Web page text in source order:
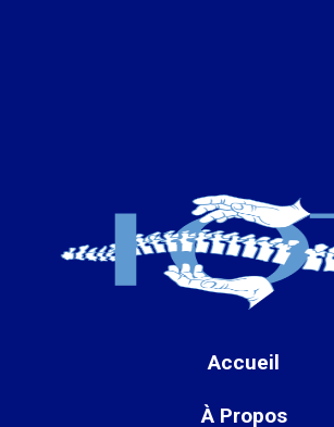
Accueil
À Propos